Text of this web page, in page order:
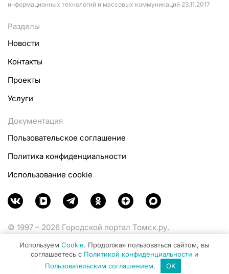
информационных технологий и массовых коммуникаций 23.11.2017
Разделы
Новости
Контакты
Проекты
Услуги
Документация
Пользовательское соглашение
Политика конфиденциальности
Использование cookie
© 1997 – 2026 Городской портал Томск.ру.
Министерства цифрового развития, связи и массовых
коммуникаций Российской Федерации.
Используем Cookie. Продолжая пользоваться сайтом, вы
соглашаетесь с Политикой конфиденциальности и
Пользовательским соглашением. OK